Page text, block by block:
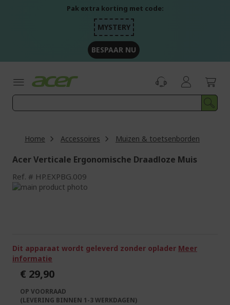
Pak extra korting met code:
MYSTERY
BESPAAR NU
Home Accessoires Muizen & toetsenborden
Acer Verticale Ergonomische Draadloze Muis
Ref. HP.EXPBG.009
Ga
afbeeldingen-
gallerij
de
afbeeldingen-
gallerij
€ 29,90
OP VOORRAAD
(LEVERING BINNEN 1-3 WERKDAGEN)
Dit apparaat wordt geleverd zonder oplader Meer
informatie